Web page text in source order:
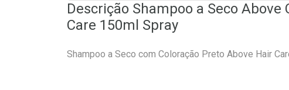
Descrição Shampoo a Seco Above
Care 150ml Spray
Shampoo a Seco com Coloração Preto Above Hair